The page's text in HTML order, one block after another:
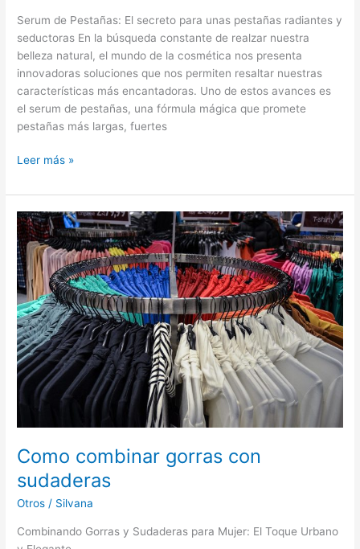
diferencia
Serum de Pestañas: El secreto para unas pestañas radiantes y
seductoras En la búsqueda constante de realzar nuestra
belleza natural, el mundo de la cosmética nos presenta
innovadoras soluciones que nos permiten resaltar nuestras
características más encantadoras. Uno de estos avances es
el serum de pestañas, una fórmula mágica que promete
pestañas más largas, fuertes
El
para
unas
pestañas
radiantes
Leer más »
Como combinar gorras con
sudaderas
Otros / Silvana
Combinando Gorras y Sudaderas para Mujer: El Toque Urbano